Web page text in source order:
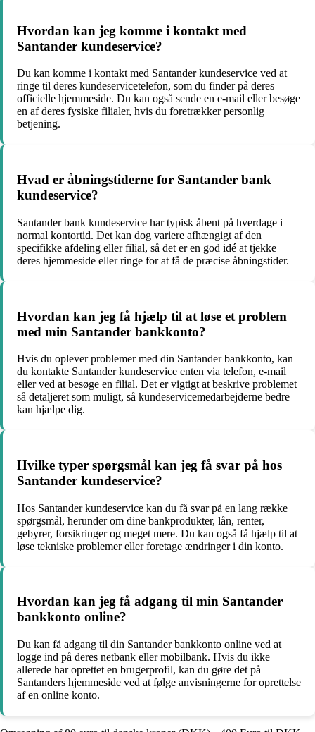
Hvordan kan jeg komme i kontakt med
Santander kundeservice?
Du kan komme i kontakt med Santander kundeservice ved at
ringe til deres kundeservicetelefon, som du finder på deres
officielle hjemmeside. Du kan også sende en e-mail eller besøge
en af deres fysiske filialer, hvis du foretrækker personlig
betjening.
Hvad er åbningstiderne for Santander bank
kundeservice?
Santander bank kundeservice har typisk åbent på hverdage i
normal kontortid. Det kan dog variere afhængigt af den
specifikke afdeling eller filial, så det er en god idé at tjekke
deres hjemmeside eller ringe for at få de præcise åbningstider.
Hvordan kan jeg få hjælp til at løse et problem
med min Santander bankkonto?
Hvis du oplever problemer med din Santander bankkonto, kan
du kontakte Santander kundeservice enten via telefon, e-mail
eller ved at besøge en filial. Det er vigtigt at beskrive problemet
så detaljeret som muligt, så kundeservicemedarbejderne bedre
kan hjælpe dig.
Hvilke typer spørgsmål kan jeg få svar på hos
Santander kundeservice?
Hos Santander kundeservice kan du få svar på en lang række
spørgsmål, herunder om dine bankprodukter, lån, renter,
gebyrer, forsikringer og meget mere. Du kan også få hjælp til at
løse tekniske problemer eller foretage ændringer i din konto.
Hvordan kan jeg få adgang til min Santander
bankkonto online?
Du kan få adgang til din Santander bankkonto online ved at
logge ind på deres netbank eller mobilbank. Hvis du ikke
allerede har oprettet en brugerprofil, kan du gøre det på
Santanders hjemmeside ved at følge anvisningerne for oprettelse
af en online konto.